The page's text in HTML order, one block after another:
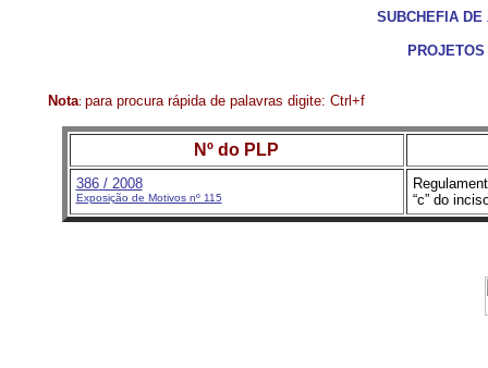
SUBCHEFIA DE
Nota: para procura rápida de palavras digite: Ctrl+f
Nº do PLP
386/ 2008
Exposição de Motivos nº 115
“c” do